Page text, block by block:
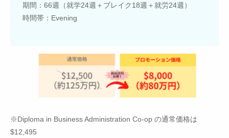
期間：66週（就学24週＋ブレイク18週＋就労24週）
時間帯：Evening
※Diploma in Business Administration Co-op の通常価格は
$12,495